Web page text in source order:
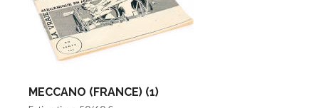
Peluche
Disque
Agricole
Documentation
Playmobil/Lego
MECCANO (FRANCE) (1)